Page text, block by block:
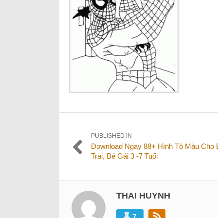
Điều
hướng
PUBLISHED IN
Download Ngay 88+ Hình Tô Màu Cho
Trai, Bé Gái 3 -7 Tuổi
THAI HUYNH